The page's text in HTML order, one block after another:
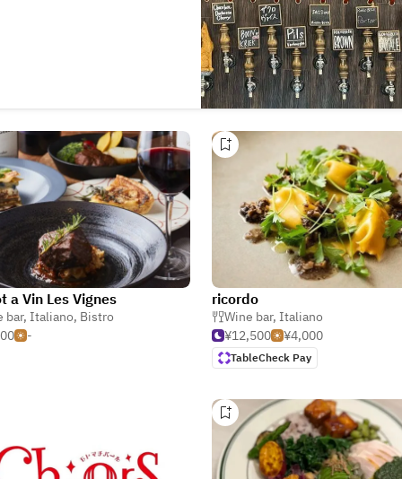
a Vin Les Vignes
bar, Italiano, Bistro
-
ricordo
Wine bar, Italiano
¥12,500
¥4,000
TableCheck Pay